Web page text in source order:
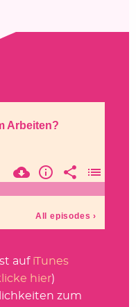
auf iTunes
hier)
zum